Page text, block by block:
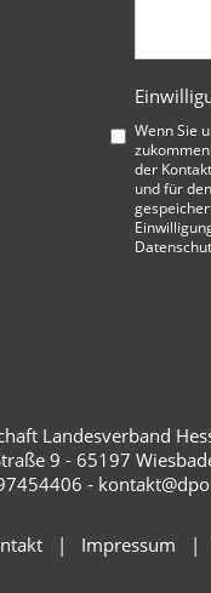
Wenn Sie
der
und für
Landesverband
9 - 65197
-
Impressum